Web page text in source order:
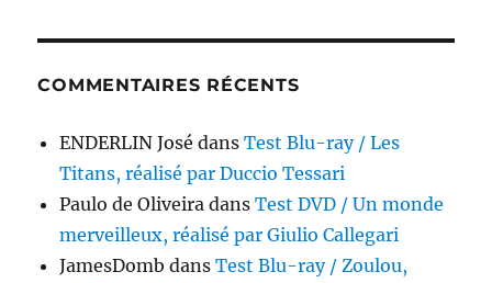
COMMENTAIRES RÉCENTS
ENDERLIN José dansTest Blu-ray / Les
Titans, réalisé par Duccio Tessari
Paulo de Oliveira dansTest DVD / Un monde
merveilleux, réalisé par Giulio Callegari
JamesDomb dansTest Blu-ray / Zoulou,